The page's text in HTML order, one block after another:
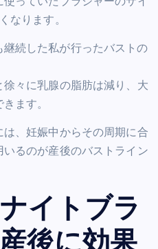
なります。
々に乳腺の脂肪は減り、大
ます。
、妊娠中からその周期に合
るのが産後のバストライン
イトブラ
後に効果